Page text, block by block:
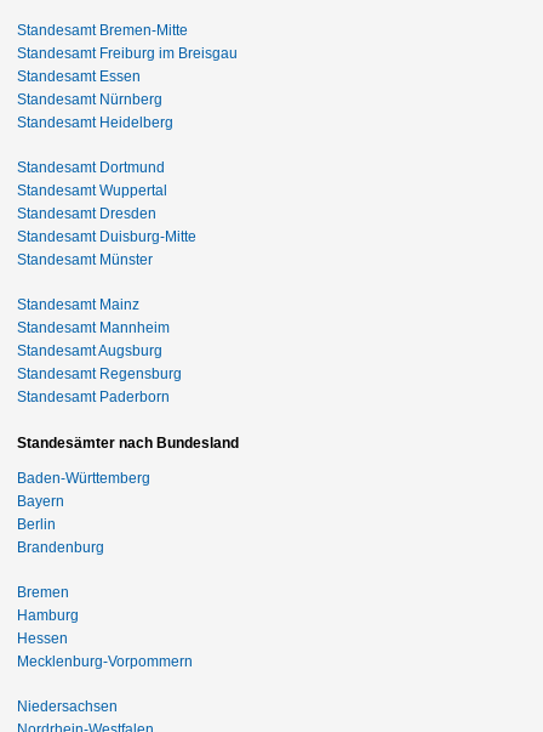
Standesamt Bremen-Mitte
Standesamt Freiburg im Breisgau
Standesamt Essen
Standesamt Nürnberg
Standesamt Heidelberg
Standesamt Dortmund
Standesamt Wuppertal
Standesamt Dresden
Standesamt Duisburg-Mitte
Standesamt Münster
Standesamt Mainz
Standesamt Mannheim
Standesamt Augsburg
Standesamt Regensburg
Standesamt Paderborn
Standesämter nach Bundesland
Baden-Württemberg
Bayern
Berlin
Brandenburg
Bremen
Hamburg
Hessen
Mecklenburg-Vorpommern
Niedersachsen